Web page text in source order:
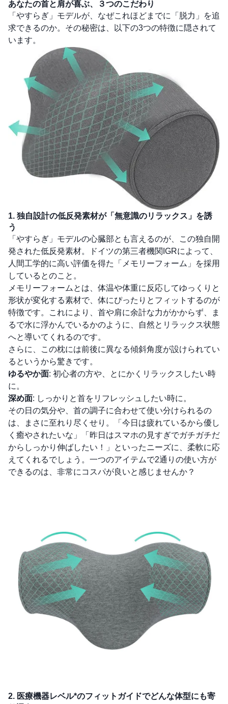
あなたの首と肩が喜ぶ、３つのこだわり
「やすらぎ」モデルが、なぜこれほどまでに「脱力」を追
求できるのか。その秘密は、以下の3つの特徴に隠されて
います。
1. 独自設計の低反発素材が「無意識のリラックス」を誘
う
「やすらぎ」モデルの心臓部とも言えるのが、この独自開
発された低反発素材。ドイツの第三者機関IGRによって、
人間工学的に高い評価を得た「メモリーフォーム」を採用
しているとのこと。
メモリーフォームとは、体温や体重に反応してゆっくりと
形状が変化する素材で、体にぴったりとフィットするのが
特徴です。これにより、首や肩に余計な力がかからず、ま
るで水に浮かんでいるかのように、自然とリラックス状態
へと導いてくれるのです。
さらに、この枕には前後に異なる傾斜角度が設けられてい
るというから驚きです。
ゆるやか面: 初心者の方や、とにかくリラックスしたい時
に。
深め面: しっかりと首をリフレッシュしたい時に。
その日の気分や、首の調子に合わせて使い分けられるの
は、まさに至れり尽くせり。「今日は疲れているから優し
く癒やされたいな」「昨日はスマホの見すぎでガチガチだ
からしっかり伸ばしたい！」といったニーズに、柔軟に応
えてくれるでしょう。一つのアイテムで2通りの使い方が
できるのは、非常にコスパが良いと感じませんか？
2. 医療機器レベル*のフィットガイドでどんな体型にも寄